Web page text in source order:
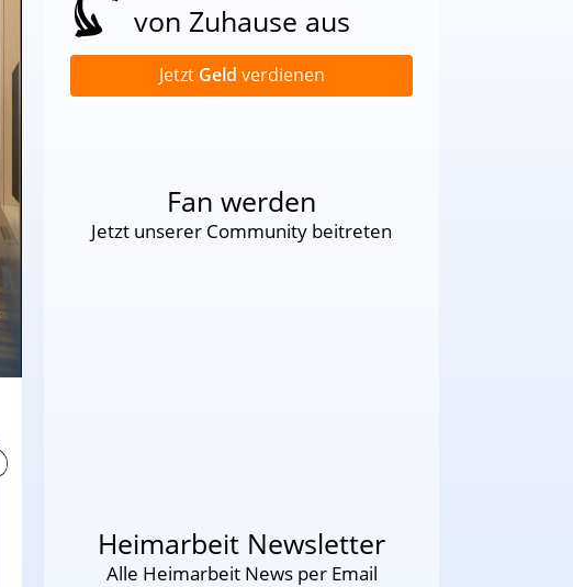
von Zuhause aus
Jetzt Geld verdienen
Fan werden
Jetzt unserer Community beitreten
Heimarbeit Newsletter
Alle Heimarbeit News per Email